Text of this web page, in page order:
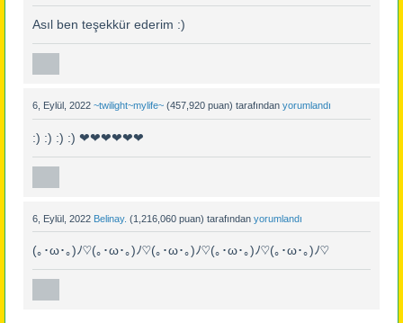
Asıl ben teşekkür ederim :)
6, Eylül, 2022 ~twilight~mylife~ (457,920 puan) tarafından yorumlandı
:) :) :) :) ❤❤❤❤❤❤
6, Eylül, 2022 Belinay. (1,216,060 puan) tarafından yorumlandı
(｡･ω･｡)ﾉ♡(｡･ω･｡)ﾉ♡(｡･ω･｡)ﾉ♡(｡･ω･｡)ﾉ♡(｡･ω･｡)ﾉ♡